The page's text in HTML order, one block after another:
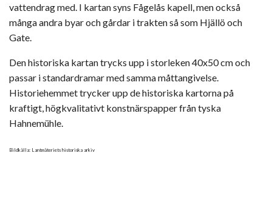
vattendrag med. I kartan syns Fågelås kapell, men också
många andra byar och gårdar i trakten så som Hjällö och
Gate.
Den historiska kartan trycks upp i storleken 40x50 cm och
passar i standardramar med samma måttangivelse.
Historiehemmet trycker upp de historiska kartorna på
kraftigt, högkvalitativt konstnärspapper från tyska
Hahnemühle.
Bildkälla: Lantmäteriets historiska arkiv